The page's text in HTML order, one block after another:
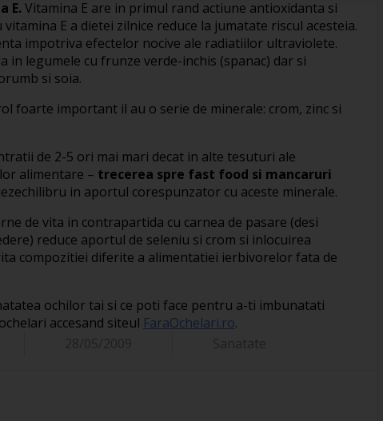
E. Vitamina E are in primul rand actiune antioxidanta si
E a dietei zilnice reduce la jumatate riscul acesteia.
impotriva efectelor nocive ale radiatiilor ultraviolete.
in legumele cu frunze verde-inchis (spanac) dar si
si soia.
foarte important il au o serie de minerale: crom, zinc si
de 2-5 ori mai mari decat in alte tesuturi ale
alimentare – trecerea spre fast food si mancaruri
in aportul corespunzator cu aceste minerale.
de vita in contrapartida cu carnea de pasare (desi
reduce aportul de seleniu si crom si inlocuirea
compozitiei diferite a alimentatiei ierbivorelor fata de
ochilor tai si ce poti face pentru a-ti imbunatati
accesand siteul FaraOchelari.ro.